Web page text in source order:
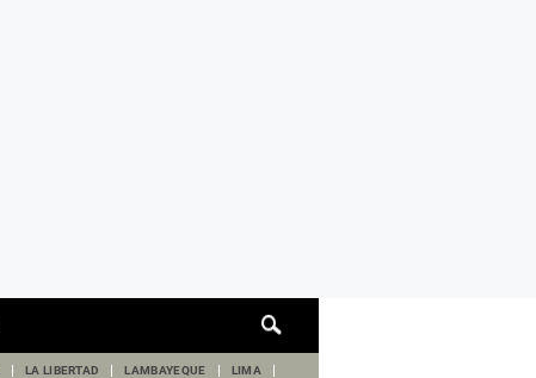
de
LA LIBERTAD LAMBAYEQUE LIMA